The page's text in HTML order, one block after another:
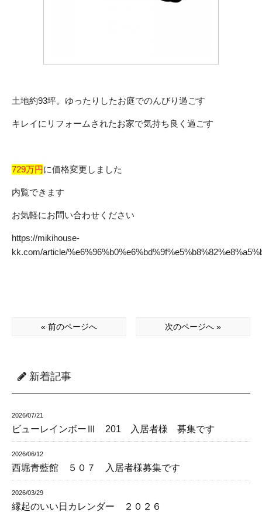
土地約93坪。ゆったりしたお庭でのんびり過ごす
キレイにリフォームされたお家で気持ち良く過ごす
729万円に価格変更しました
内覧できます
お気軽にお問い合わせください
https://mikihouse-
kk.com/article/
« 前のページへ 次のページへ »
新着記事
2026/07/21
ビューレインボーⅢ 201 入居者様 募集です
2026/06/12
西堀青藍館 ５０７ 入居者様募集です
2026/03/29
縁起のいい日カレンダー ２０２６